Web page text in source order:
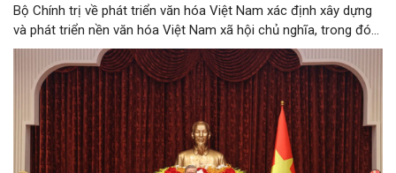
Bộ Chính trị về phát triển văn hóa Việt Nam xác định xây dựng
và phát triển nền văn hóa Việt Nam xã hội chủ nghĩa, trong đó
con người là trung tâm, chủ thể, mục tiêu, động lực của phát
triển; các giá trị văn hóa giữ vai trò nền tảng, chuẩn mực và
được thẩm thấu trong mọi lĩnh vực của đời sống xã hội...